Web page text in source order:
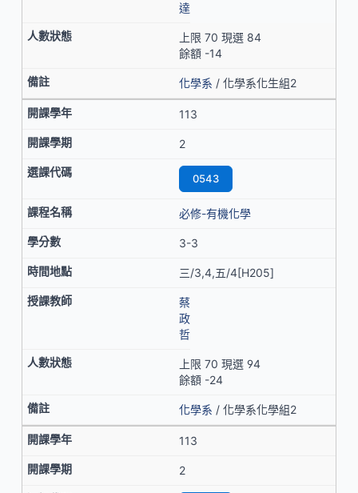
達
上限 70 現選 84
餘額 -14
化學系 / 化學系化生組2
113
2
0543
必修-有機化學
3-3
三/3,4,五/4[H205]
蔡
政
哲
上限 70 現選 94
餘額 -24
化學系 / 化學系化學組2
113
2